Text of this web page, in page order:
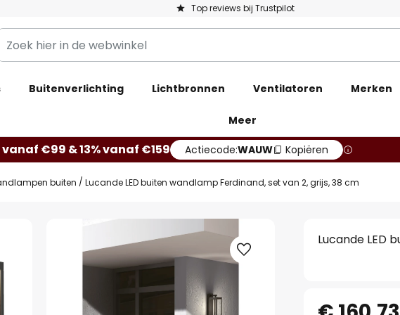
Top reviews bij Trustpilot
Buitenverlichting Lichtbronnen Ventilatoren Merken
Meer
vanaf €99 & 13% vanaf €159 Actiecode:WAUW Kopiëren
buiten Lucande LED buiten wandlamp Ferdinand, set van 2, grijs, 38 cm
Lucande LED